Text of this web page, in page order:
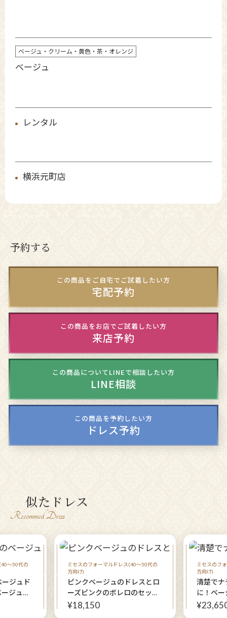
ベージュ・クリーム・黄色・茶・オレンジ
ベージュ
レンタル
横浜元町店
予約する
この商品をご自宅でご試着したい方
宅配予約
この商品をお店でご試着したい方
来店予約
この商品についてLINEで相談したい方
LINE相談
この商品を予約したい方
ドレス予約
似たドレス
Recommed Dress
～50代の
ジュド
ジュド
ミセスのフォーマルドレス(40～50代の
方向け)
ピンクベージュのドレスとロ
ーズピンクのボレロのセット
はロマンティック【キアリス
¥18,150
ミセスのフ
方向け)
清楚でナ
に！ベ
レス2点